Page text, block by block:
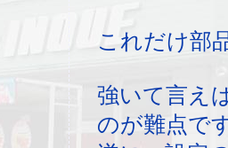
これだけ部
強いて言え
のが難点で